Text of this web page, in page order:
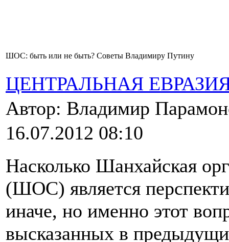
ШОС: быть или не быть? Советы Владимиру Путину
ЦЕНТРАЛЬНАЯ
Автор: Владимир
16.07.2012 08:10
Насколько Шанхайская
(ШОС) является
иначе, но именно этот
высказанных в